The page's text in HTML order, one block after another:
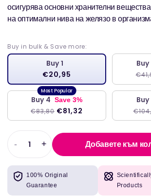
осигурява основни хранителни
на оптимални нива на желязо в
Buy in bulk & Save more:
Buy 1
€20,95
Buy
Buy 4 Save 3%
€83,80 €81,32
Buy
Намаляване
на
количеството
за
Iron
-
Увеличете
количеството
Iron
-
+ Добавете към
100% Original
Guarantee
Products